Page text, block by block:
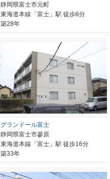
静岡県富士市元町
東海道本線「富士」駅 徒歩6分
築28年
グランドール富士
静岡県富士市蓼原
東海道本線「富士」駅 徒歩16分
築33年